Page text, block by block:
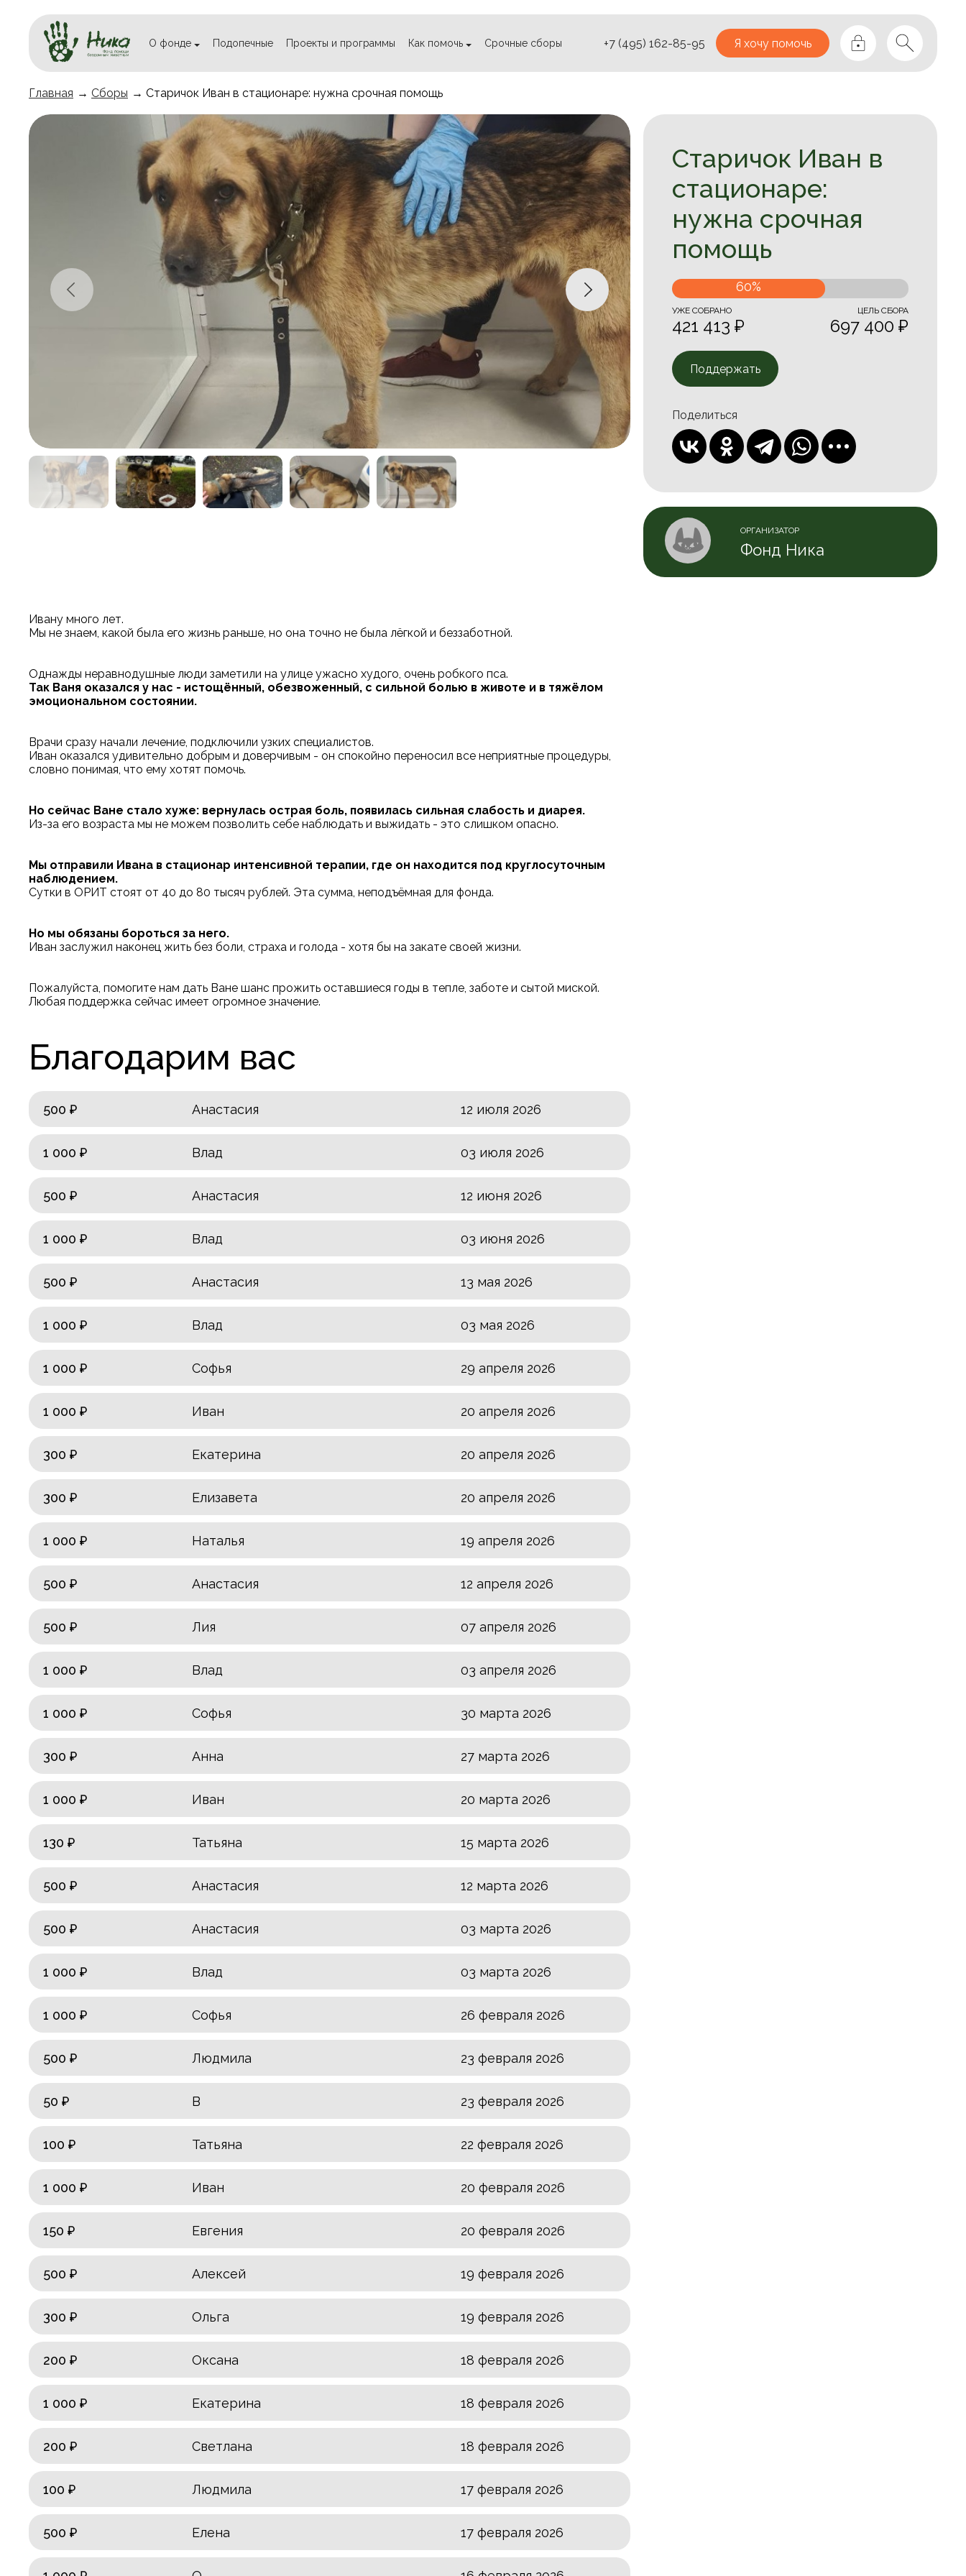
О фонде Подопечные Проекты и программы Как помочь Срочные сборы +7 (495) 162-85-95 Я хочу помочь
Главная → Сборы → Старичок Иван в стационаре: нужна срочная помощь
Старичок Иван в
стационаре:
нужна срочная
помощь
60%
УЖЕ CОБРАНО
421 413 ₽
ЦЕЛЬ СБОРА
697 400 ₽
Поддержать
Поделиться
ОРГАНИЗАТОР
Фонд Ника
Ивану много лет.
Мы не знаем, какой была его жизнь раньше, но она точно не была лёгкой и беззаботной.
Однажды неравнодушные люди заметили на улице ужасно худого, очень робкого пса.
Так Ваня оказался у нас - истощённый, обезвоженный, с сильной болью в животе и в тяжёлом
эмоциональном состоянии.
Врачи сразу начали лечение, подключили узких специалистов.
Иван оказался удивительно добрым и доверчивым - он спокойно переносил все неприятные процедуры,
словно понимая, что ему хотят помочь.
Но сейчас Ване стало хуже: вернулась острая боль, появилась сильная слабость и диарея.
Из-за его возраста мы не можем позволить себе наблюдать и выжидать - это слишком опасно.
Мы отправили Ивана в стационар интенсивной терапии, где он находится под круглосуточным
наблюдением.
Сутки в ОРИТ стоят от 40 до 80 тысяч рублей. Эта сумма, неподъёмная для фонда.
Но мы обязаны бороться за него.
Иван заслужил наконец жить без боли, страха и голода - хотя бы на закате своей жизни.
Пожалуйста, помогите нам дать Ване шанс прожить оставшиеся годы в тепле, заботе и сытой миской.
Любая поддержка сейчас имеет огромное значение.
Благодарим вас
500 ₽ Анастасия 12 июля 2026
1 000 ₽ Влад 03 июля 2026
500 ₽ Анастасия 12 июня 2026
1 000 ₽ Влад 03 июня 2026
500 ₽ Анастасия 13 мая 2026
1 000 ₽ Влад 03 мая 2026
1 000 ₽ Софья 29 апреля 2026
1 000 ₽ Иван 20 апреля 2026
300 ₽ Екатерина 20 апреля 2026
300 ₽ Елизавета 20 апреля 2026
1 000 ₽ Наталья 19 апреля 2026
500 ₽ Анастасия 12 апреля 2026
500 ₽ Лия 07 апреля 2026
1 000 ₽ Влад 03 апреля 2026
1 000 ₽ Софья 30 марта 2026
300 ₽ Анна 27 марта 2026
1 000 ₽ Иван 20 марта 2026
130 ₽ Татьяна 15 марта 2026
500 ₽ Анастасия 12 марта 2026
500 ₽ Анастасия 03 марта 2026
1 000 ₽ Влад 03 марта 2026
1 000 ₽ Софья 26 февраля 2026
500 ₽ Людмила 23 февраля 2026
50 ₽ В 23 февраля 2026
100 ₽ Татьяна 22 февраля 2026
1 000 ₽ Иван 20 февраля 2026
150 ₽ Евгения 20 февраля 2026
500 ₽ Алексей 19 февраля 2026
300 ₽ Ольга 19 февраля 2026
200 ₽ Оксана 18 февраля 2026
1 000 ₽ Екатерина 18 февраля 2026
200 ₽ Светлана 18 февраля 2026
100 ₽ Людмила 17 февраля 2026
500 ₽ Елена 17 февраля 2026